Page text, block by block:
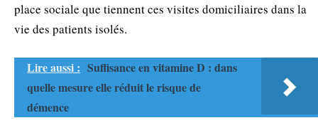
place sociale que tiennent ces visites domiciliaires dans la
vie des patients isolés.
Lire aussi : Suffisance en vitamine D : dans
quelle mesure elle réduit le risque de
démence